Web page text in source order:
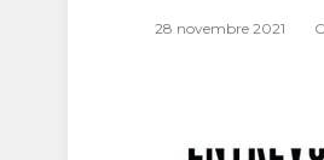
28 novembre 2021